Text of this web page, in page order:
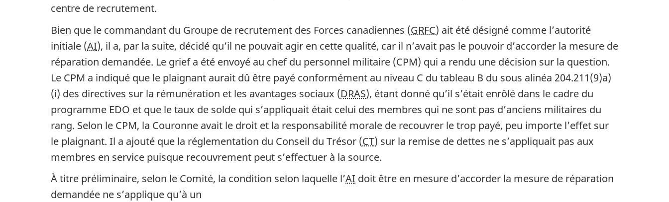
centre de recrutement.
Bien que le commandant du Groupe de recrutement des Forces canadiennes (GRFC) ait été désigné comme l’autorité
initiale (AI), il a, par la suite, décidé qu’il ne pouvait agir en cette qualité, car il n’avait pas le pouvoir d’accorder la mesure de
réparation demandée. Le grief a été envoyé au chef du personnel militaire (CPM) qui a rendu une décision sur la question.
Le CPM a indiqué que le plaignant aurait dû être payé conformément au niveau C du tableau B du sous alinéa 204.211(9)a)
(i) des directives sur la rémunération et les avantages sociaux (DRAS), étant donné qu’il s’était enrôlé dans le cadre du
programme EDO et que le taux de solde qui s’appliquait était celui des membres qui ne sont pas d’anciens militaires du
rang. Selon le CPM, la Couronne avait le droit et la responsabilité morale de recouvrer le trop payé, peu importe l’effet sur
le plaignant. Il a ajouté que la réglementation du Conseil du Trésor (CT) sur la remise de dettes ne s’appliquait pas aux
membres en service puisque recouvrement peut s’effectuer à la source.
À titre préliminaire, selon le Comité, la condition selon laquelle l’AI doit être en mesure d’accorder la mesure de réparation
demandée ne s’applique qu’à un